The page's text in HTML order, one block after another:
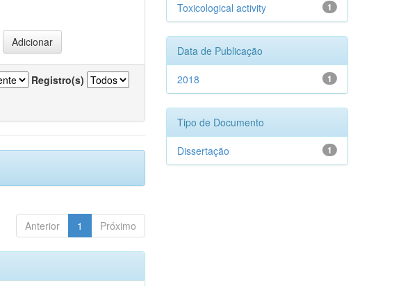
Registro(s)
Anterior 1 Próximo
1
Toxicological activity
Data de Publicação
1
2018
Tipo de Documento
1
Dissertação